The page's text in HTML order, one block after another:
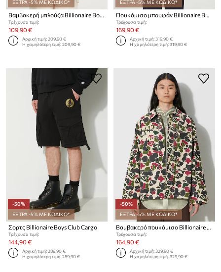
ΕΞΤΡΑ -5% ΜΕ ΚΩΔΙΚΟ*
Βαμβακερή μπλούζα Billionaire Boys Club Stand Collar Sweatshirt
Τρέχουσα τιμή:
109,90 €
Αρχική τιμή:209,90 €
Η χαμηλότερη τιμή:209,90 €
ΕΞΤΡΑ -5% ΜΕ ΚΩΔΙΚΟ*
Πουκάμισο μπουφάν Billionaire Boys Club Padded Check Overshirt
Τρέχουσα τιμή:
169,90 €
Αρχική τιμή:319,90 €
Η χαμηλότερη τιμή:319,90 €
-50%
ΕΞΤΡΑ -5% ΜΕ ΚΩΔΙΚΟ*
Σορτς Billionaire Boys Club Cargo
Τρέχουσα τιμή:
144,90 €
Αρχική τιμή:289,90 €
Η χαμηλότερη τιμή:289,90 €
-50%
ΕΞΤΡΑ -5% ΜΕ ΚΩΔΙΚΟ*
Βαμβακερό πουκάμισο Billionaire Boys Club Duck Camo
Τρέχουσα τιμή:
164,90 €
Αρχική τιμή:329,90 €
Η χαμηλότερη τιμή:329,90 €